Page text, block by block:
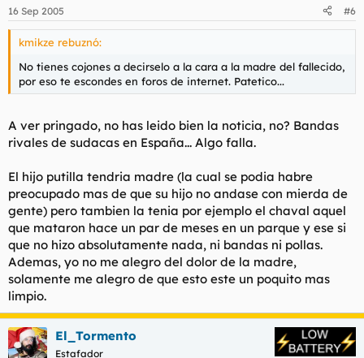
16 Sep 2005 #6
kmikze rebuznó:
No tienes cojones a decirselo a la cara a la madre del fallecido,
por eso te escondes en foros de internet. Patetico...
A ver pringado, no has leido bien la noticia, no? Bandas
rivales de sudacas en España... Algo falla.
El hijo putilla tendria madre (la cual se podia habre
preocupado mas de que su hijo no andase con mierda de
gente) pero tambien la tenia por ejemplo el chaval aquel
que mataron hace un par de meses en un parque y ese si
que no hizo absolutamente nada, ni bandas ni pollas.
Ademas, yo no me alegro del dolor de la madre,
solamente me alegro de que esto este un poquito mas
limpio.
El_Tormento
Estafador